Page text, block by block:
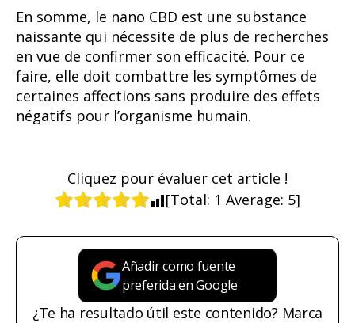
En somme, le nano CBD est une substance
naissante qui nécessite de plus de recherches
en vue de confirmer son efficacité. Pour ce
faire, elle doit combattre les symptômes de
certaines affections sans produire des effets
négatifs pour l’organisme humain.
Cliquez pour évaluer cet article !
[Total: 1 Average: 5]
Añadir como fuente
preferida en Google
¿Te ha resultado útil este contenido? Marca